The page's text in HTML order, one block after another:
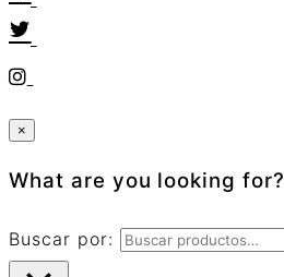
×
What are you looking for?
Buscar por: